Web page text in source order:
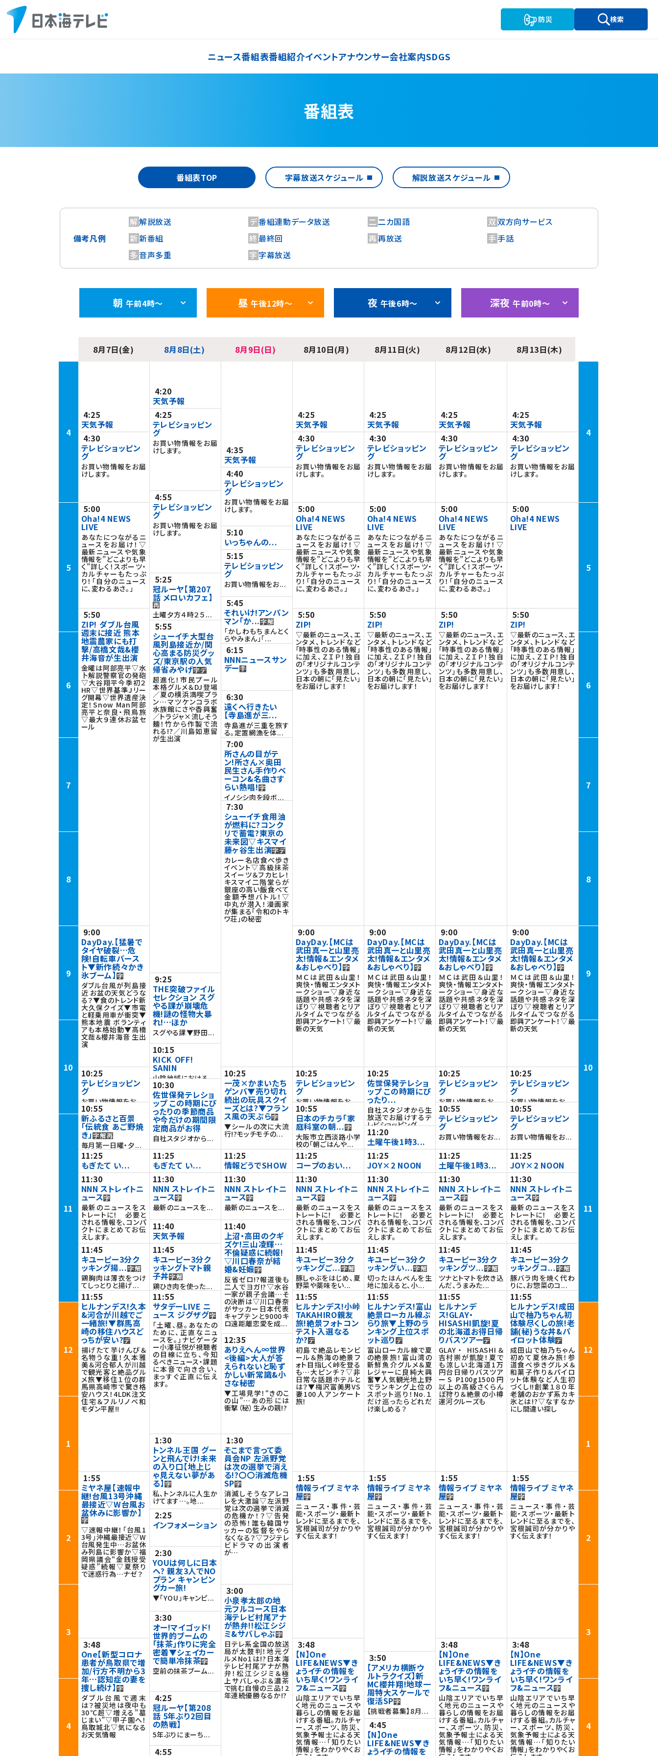
防災 検索
ニュース番組表番組紹介イベントアナウンサー会社案内SDGS
番組表
番組表TOP 字幕放送スケジュール 解説放送スケジュール
備考凡例
解解説放送 デ番組連動データ放送 二二カ国語 双 双方向サービス
新新番組 終最終回 再再放送 手手話
多音声多重 字字幕放送
朝 午前4時〜 昼 午後12時〜 夜 午後6時〜 深夜 午前0時〜
8月7日(金) 8月8日(土) 8月9日(日) 8月10日(月) 8月11日(火) 8月12日(水) 8月13日(木)
4
5
6
7
8
9
10
11
12
1
2
3
4
4:25
天気予報
4:30
テレビショッピン
グ
お買い物情報をお届
けします。
5:00
Oha!4 NEWS
LIVE
あなたにつながるニ
ュースをお届け！▽
最新ニュースや気象
情報を”どこよりも早
く”詳しく！スポーツ・
カルチャーもたっぷ
り！「自分のニュース
に、変わるあさ。」
5:50
ZIP! ダブル台風
週末に接近 熊本
地震農家にも打
撃/高橋文哉&櫻
井海音が生出演
金曜は阿部亮平▽水
卜解説警察官の発砲
▽大谷翔平今季初２
HR▽世界基準Jリー
グ開幕▽世界遺産決
定！Snow Man阿部
亮平と奈良・飛鳥旅
▽最大９連休お盆セ
ール
9:00
DayDay.【猛暑で
タイヤ破裂…危
険!自転車バース
ト▼新作続々かき
氷ブーム】
ダブル台風が列島接
近 お盆の天気どうな
る？▼食のトレンド新
大久保クイズ▼市電
と軽乗用車が衝突▼
熊本地震 ボランティ
アも本格始動▼高橋
文哉＆櫻井海音 生出
演
10:25
テレビショッピン
グ
お買い物情報をお...
10:55
新ふるさと百景
「伝統食 あご野焼
き」
毎月第一日曜・夕...
11:25
もぎたて い...
11:30
NNN ストレイトニ
ュース
最新のニュースをス
トレートに！ 必要と
される情報を、コンパ
クトにまとめてお伝
えします。
11:45
キユーピー3分ク
ッキング揚...
鶏胸肉は薄衣をつけ
てしっとりと揚げ...
11:55
ヒルナンデス!久本
&河合が川越でご
一緒旅!▼群馬高
崎の移住ハウスど
っちが安い?
揚げたて芋けんぴ＆
名物うな重！久本雅
美＆河合郁人が川越
で観光客と絶品グル
メ旅▼移住１位の群
馬県高崎市で驚き格
安ハウス！4LDK注文
住宅＆フルリノベ和
モダン平屋!!
1:55
ミヤネ屋【速報中
継!台風13号沖縄
最接近▽W台風お
盆休みに影響か】
▽速報中継！「台風1
3号」沖縄最接近▽W
台風発生中…お盆休
み列島に影響か▽福
岡県議会“金銭授受
疑惑”続報▽夏祭り
で迷惑行為…ナゼ？
3:48
One【新型コロナ
患者が鳥取県で増
加/行方不明から3
年…認知症の妻を
捜し続け】
ダブル台風で週末
は？被災地は夜中も
30℃超▽増える”墓
じまい”▽甲子園へ！
鳥取城北▽気になる
お天気情報
4:20
天気予報
4:25
テレビショッピン
グ
お買い物情報をお届
けします。
4:55
テレビショッピン
グ
お買い物情報をお届
けします。
5:25
冠ルーヤ【第207
話 メロいカフェ】
土曜夕方４時２５...
5:55
シューイチ大型台
風列島接近か/関
心高まる防災グッ
ズ/東京駅の人気
帰省みやげ
超進化！市民プール
本格グルメ＆DJ登場
／夏の横浜満喫プラ
ン…マツケンコラボ
水族館にさや香興奮
／トラジャ×流しそう
麺！竹から作製で流
れる!?／川島如恵留
が生出演
9:25
THE突破ファイル
セレクション スグ
やる課が崩壊危
機!謎の怪物大暴
れ!…ほか
スグやる課▼野田...
10:15
KICK OFF!
SANIN
山陰地域における...
10:30
佐世保発テレショ
ップ この時期にぴ
ったりの季節商品
や今だけの期間限
定商品がお得
自社スタジオから...
11:25
もぎたて い...
11:30
NNN ストレイトニ
ュース
最新のニュースを...
11:40
天気予報
11:45
キユーピー3分ク
ッキングトマト親
子丼
鶏ひき肉を使った...
11:55
サタデーLIVE ニ
ュース ジグザグ
「土曜、昼。あなたの
ために、正直なニュ
ースを。」ナビゲータ
ー小澤征悦が視聴者
の目線に立ち、今知
るべきニュース・課題
に本音で向き合い、
まっすぐ正直に伝え
ます。
1:30
トンネル王国 グー
ンと飛んでけ!未来
の入り口【地上じ
ゃ見えない夢があ
る】
私、トンネルに人生か
けてます…。地...
2:25
インフォメーション
2:30
YOUは何しに日本
へ? 親友3人でNO
プラン キャンピン
グカー旅!
▼「YOU」キャンピ...
3:30
オー!マイゴッド!
世界的ブームの
「抹茶」作りに完全
密着▼シェイカー
で簡単冷抹茶
空前の抹茶ブーム...
4:25
冠ルーヤ【第208
話 5年ぶり2回目
の熱戦】
5年ぶりにまーち...
4:55
4:35
天気予報
4:40
テレビショッピン
グ
お買い物情報をお届
けします。
5:10
いっちゃんの...
5:15
テレビショッピン
グ
お買い物情報をお...
5:45
それいけ!アンパン
マン「か...
「かしわもちまんとく
らやみまん」「...
6:15
NNNニュースサン
デー
6:30
遠くへ行きたい
【寺島進が三...
寺島進が三重を旅す
る。定置網漁を体...
7:00
所さんの目がテ
ン!所さん×奥田
民生さん手作りベ
ーコン&名曲さす
らい熱唱!
イノシシ肉を段ボ...
7:30
シューイチ食用油
が燃料に?コンク
リで蓄電?東京の
未来図▽キスマイ
藤ヶ谷生出演
カレー名店食べ歩き
イベント▽高級抹茶
スイーツ＆フカヒレ！
キスマイ二階堂らが
銀座の高い飯食べて
金額予想バトル！▽
中丸が潜入！漫画家
が集まる「令和のトキ
ワ荘」の秘密
10:25
一茂×かまいたち
ゲンバ▼売り切れ
続出の玩具スクイ
ーズとは?▼フラン
ス風の天ぷら
▼シールの次に大流
行!?モッチモチの...
11:25
情報どうでSHOW
11:30
NNN ストレイトニ
ュース
最新のニュースを...
11:40
上沼・高田のクギ
ズケ!三山凌輝…
不倫疑惑に続報!
▽川口春奈が結
婚&妊娠
反省ゼロ!?報道後も
二人でヨガ!?▽水谷
一家が親子会議…そ
の決断は▽川口春奈
がサッカー日本代表
キャプテンと9000キ
ロ遠距離恋愛を成...
12:35
ありえへん∞世界
<後編>大人が答
えられないと恥ず
かしい新常識&小
さな秘密
▼工場見学！“きのこ
の山”…あの形には
衝撃（秘）生みの親!?
1:30
そこまで言って委
員会NP 左派野党
は次の選挙で消え
る!?〇〇消滅危機
SP
消滅しそうなアレコ
レを大激論▽左派野
党は次の選挙で消滅
の危機か！？▽告発
の恐怖！誰も韓国サ
ッカーの監督をやら
なくなる？▽フジテレ
ビドラマの出演者
が…
3:00
小泉孝太郎の地
元フルコース日本
海テレビ村尾アナ
が熱弁!!松江シジ
ミ&サバしゃぶ
日テレ系全国の放送
局が太鼓判！地元グ
ルメNo1は!?日本海
テレビ村尾アナが熱
弁！松江シジミ＆極
上サバしゃぶ＆濃茶
で挑む自慢の三品！2
年連続優勝なるか!?
4:25
天気予報
4:30
テレビショッピン
グ
お買い物情報をお届
けします。
5:00
Oha!4 NEWS
LIVE
あなたにつながるニ
ュースをお届け！▽
最新ニュースや気象
情報を”どこよりも早
く”詳しく！スポーツ・
カルチャーもたっぷ
り！「自分のニュース
に、変わるあさ。」
5:50
ZIP!
▽最新のニュース、エ
ンタメ、トレンドなど
「時事性のある情報」
に加え、ＺＩＰ！独自
の「オリジナルコンテ
ンツ」も多数用意し、
日本の朝に「見たい」
をお届けします！
9:00
DayDay.【MCは
武田真一と山里亮
太!情報&エンタメ
&おしゃべり】
ＭＣは武田＆山里！
爽快・情報エンタメト
ークショー▽身近な
話題や共感ネタを深
ぼり▽視聴者とリア
ルタイムでつながる
即興アンケート！▽最
新の天気
10:25
テレビショッピン
グ
お買い物情報をお...
10:55
日本のチカラ「家
庭科室の朝...
大阪市立西淡路小学
校の「朝ごはんや...
11:25
コープのおい...
11:30
NNN ストレイトニ
ュース
最新のニュースをス
トレートに！ 必要と
される情報を、コンパ
クトにまとめてお伝
えします。
11:45
キユーピー3分ク
ッキングご...
豚しゃぶをはじめ、夏
野菜や薬味をい...
11:55
ヒルナンデス!小峠
TAKAHIRO親友
旅!絶景フォトコン
テスト入選なる
か?
初島で絶品レモンビ
ール＆熱海の絶景フ
ォト目指しく峠を登る
も…大ピンチ？▽非
日常な話題ホテルと
は？▼梅沢富美男VS
妻100人アンケート
旅！
1:55
情報ライブ ミヤネ
屋
ニュース・事件・芸
能・スポーツ・最新ト
レンドに至るまでを、
宮根誠司が分かりや
すく伝えます！
3:48
【N】One
LIFE&NEWS▼き
ょうイチの情報を
いち早く!ワンライ
フ&ニュース
山陰エリアでいち早
く地元のニュースや
暮らしの情報をお届
けする番組。カルチャ
ー、スポーツ、防災、
気象予報士による天
気情報…「知りたい
情報」をわかりやくお
4:25
天気予報
4:30
テレビショッピン
グ
お買い物情報をお届
けします。
5:00
Oha!4 NEWS
LIVE
あなたにつながるニ
ュースをお届け！▽
最新ニュースや気象
情報を”どこよりも早
く”詳しく！スポーツ・
カルチャーもたっぷ
り！「自分のニュース
に、変わるあさ。」
5:50
ZIP!
▽最新のニュース、エ
ンタメ、トレンドなど
「時事性のある情報」
に加え、ＺＩＰ！独自
の「オリジナルコンテ
ンツ」も多数用意し、
日本の朝に「見たい」
をお届けします！
9:00
DayDay.【MCは
武田真一と山里亮
太!情報&エンタメ
&おしゃべり】
ＭＣは武田＆山里！
爽快・情報エンタメト
ークショー▽身近な
話題や共感ネタを深
ぼり▽視聴者とリア
ルタイムでつながる
即興アンケート！▽最
新の天気
10:25
佐世保発テレショ
ップ この時期にぴ
ったり...
自社スタジオから生
放送でお届けするテ
レビショッピング...
11:20
土曜午後1時3...
11:25
JOY×2 NOON
11:30
NNN ストレイトニ
ュース
最新のニュースをス
トレートに！ 必要と
される情報を、コンパ
クトにまとめてお伝
えします。
11:45
キユーピー3分ク
ッキングい...
切ったはんぺんを生
地に加えると、小...
11:55
ヒルナンデス!富山
絶景ローカル線ぶ
らり旅▼上野のラ
ンキング上位スポ
ット巡り
富山ローカル線で夏
の絶景旅！富山湾の
新鮮魚介グルメ＆夏
レジャーに良純大興
奮▼人気観光地上野
でランキング上位の
スポット巡り！No.１
だけ巡ったらどれだ
け楽しめる？
1:55
情報ライブ ミヤネ
屋
ニュース・事件・芸
能・スポーツ・最新ト
レンドに至るまでを、
宮根誠司が分かりや
すく伝えます！
3:50
【アメリカ横断ウ
ルトラクイズ】新
MC櫻井翔!地球一
周特大スケールで
復活SP
【挑戦者募集】8月...
4:45
【N】One
LIFE&NEWS▼き
ょうイチの情報を
4:25
天気予報
4:30
テレビショッピン
グ
お買い物情報をお届
けします。
5:00
Oha!4 NEWS
LIVE
あなたにつながるニ
ュースをお届け！▽
最新ニュースや気象
情報を”どこよりも早
く”詳しく！スポーツ・
カルチャーもたっぷ
り！「自分のニュース
に、変わるあさ。」
5:50
ZIP!
▽最新のニュース、エ
ンタメ、トレンドなど
「時事性のある情報」
に加え、ＺＩＰ！独自
の「オリジナルコンテ
ンツ」も多数用意し、
日本の朝に「見たい」
をお届けします！
9:00
DayDay.【MCは
武田真一と山里亮
太!情報&エンタメ
&おしゃべり】
ＭＣは武田＆山里！
爽快・情報エンタメト
ークショー▽身近な
話題や共感ネタを深
ぼり▽視聴者とリア
ルタイムでつながる
即興アンケート！▽最
新の天気
10:25
テレビショッピン
グ
お買い物情報をお...
10:55
テレビショッピン
グ
お買い物情報をお...
11:25
土曜午後1時3...
11:30
NNN ストレイトニ
ュース
最新のニュースをス
トレートに！ 必要と
される情報を、コンパ
クトにまとめてお伝
えします。
11:45
キユーピー3分ク
ッキングツ...
ツナとトマトを炊き込
んだ、うまみた...
11:55
ヒルナンデ
ス!GLAY・
HISASHI凱旋!夏
の北海道お得日帰
りバスツアー
GLAY・ HISASHI＆
吉村崇が凱旋！夏で
も涼しい北海道1万
円台日帰りバスツア
ーS P100g1500円
以上の高級さくらん
ぼ狩り＆絶景の小樽
運河クルーズも
1:55
情報ライブ ミヤネ
屋
ニュース・事件・芸
能・スポーツ・最新ト
レンドに至るまでを、
宮根誠司が分かりや
すく伝えます！
3:48
【N】One
LIFE&NEWS▼き
ょうイチの情報を
いち早く!ワンライ
フ&ニュース
山陰エリアでいち早
く地元のニュースや
暮らしの情報をお届
けする番組。カルチャ
ー、スポーツ、防災、
気象予報士による天
気情報…「知りたい
情報」をわかりやくお
4:25
天気予報
4:30
テレビショッピン
グ
お買い物情報をお届
けします。
5:00
Oha!4 NEWS
LIVE
5:50
ZIP!
▽最新のニュース、エ
ンタメ、トレンドなど
「時事性のある情報」
に加え、ＺＩＰ！独自
の「オリジナルコンテ
ンツ」も多数用意し、
日本の朝に「見たい」
をお届けします！
9:00
DayDay.【MCは
武田真一と山里亮
太!情報&エンタメ
&おしゃべり】
ＭＣは武田＆山里！
爽快・情報エンタメト
ークショー▽身近な
話題や共感ネタを深
ぼり▽視聴者とリア
ルタイムでつながる
即興アンケート！▽最
新の天気
10:25
テレビショッピン
グ
お買い物情報をお...
10:55
テレビショッピン
グ
お買い物情報をお...
11:25
JOY×2 NOON
11:30
NNN ストレイトニ
ュース
最新のニュースをス
トレートに！ 必要と
される情報を、コンパ
クトにまとめてお伝
えします。
11:45
キユーピー3分ク
ッキングコ...
豚バラ肉を焼く代わ
りに、お惣菜のコ...
11:55
ヒルナンデス!成田
山で柚乃ちゃん初
体験尽くしの旅!老
舗(秘)うな丼&パ
イロット体験
成田山で柚乃ちゃん
初めて夏休み旅！参
道食べ歩きグルメ＆
和菓子作り＆パイロ
ット体験など人生初
づくし!!創業１８０年
老舗のおかず系カキ
氷とは!?▽なすなか
にし間違い探し
1:55
情報ライブ ミヤネ
屋
ニュース・事件・芸
能・スポーツ・最新ト
レンドに至るまでを、
宮根誠司が分かりや
すく伝えます！
3:48
【N】One
LIFE&NEWS▼き
ょうイチの情報を
いち早く!ワンライ
フ&ニュース
山陰エリアでいち早
く地元のニュースや
暮らしの情報をお届
けする番組。カルチャ
ー、スポーツ、防災、
気象予報士による天
気情報…「知りたい
情報」をわかりやくお
4
5
6
7
8
9
10
11
12
1
2
3
4